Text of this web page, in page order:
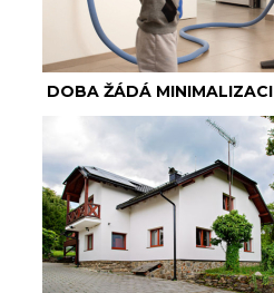
DOBA ŽÁDÁ MINIMALIZACI